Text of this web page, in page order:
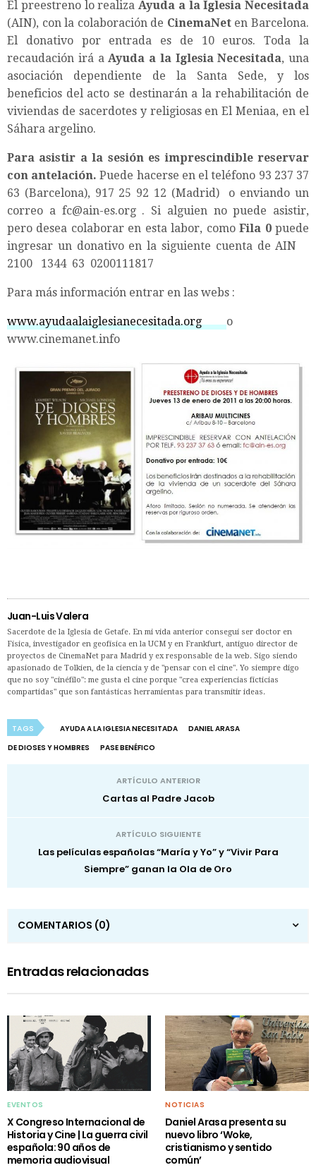
El preestreno lo realiza Ayuda a la Iglesia Necesitada
(AIN), con la colaboración de CinemaNeten Barcelona.
El donativo por entrada es de 10 euros. Toda la
recaudación irá aAyuda a la Iglesia Necesitada, una
asociación dependiente de la Santa Sede, y los
beneficios del acto se destinarán a la rehabilitación de
viviendas de sacerdotes y religiosas en El Meniaa, en el
Sáhara argelino.
Para asistir a la sesión es imprescindible reservar
con antelación.Puede hacerse en el teléfono 93 237 37
63 (Barcelona), 917 25 92 12 (Madrid) o enviando un
correo a fc@ain-es.org . Si alguien no puede asistir,
pero desea colaborar en esta labor, comoFila 0puede
ingresar un donativo en la siguiente cuenta de AIN
2100 1344 63 0200111817
Para más información entrar en las webs :
www.ayudaalaiglesianecesitada.orgo
www.cinemanet.info
Juan-Luis Valera
Sacerdote de la Iglesia de Getafe. En mi vida anterior conseguí ser doctor en
Física, investigador en geofísica en la UCM y en Frankfurt, antiguo director de
proyectos de CinemaNet para Madrid y ex responsable de la web. Sigo siendo
apasionado de Tolkien, de la ciencia y de "pensar con el cine". Yo siempre digo
que no soy "cinéfilo": me gusta el cine porque "crea experiencias ficticias
compartidas" que son fantásticas herramientas para transmitir ideas.
TAGS AYUDA A LA IGLESIA NECESITADA
DANIEL ARASA
DE DIOSES Y HOMBRES
PASE BENÉFICO
ARTÍCULO ANTERIOR
Cartas al Padre Jacob
ARTÍCULO SIGUIENTE
Las películas españolas “María y Yo” y “Vivir Para
Siempre” ganan la Ola de Oro
COMENTARIOS (0)
Entradas relacionadas
EVENTOS
X Congreso Internacional de
Historia y Cine | La guerra civil
española: 90 años de
memoria audiovisual
NOTICIAS
Daniel Arasa presenta su
nuevo libro ‘Woke,
cristianismo y sentido
común’